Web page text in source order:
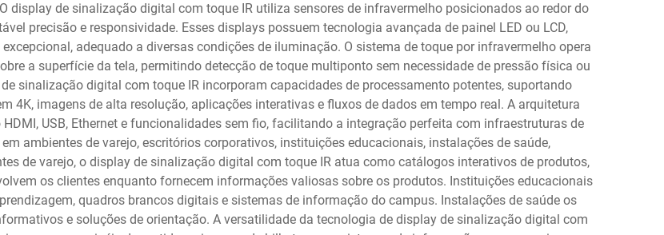
de sinalização digital com toque IR utiliza sensores de infravermelho posicionados ao redor do
precisão e responsividade. Esses displays possuem tecnologia avançada de painel LED ou LCD,
adequado a diversas condições de iluminação. O sistema de toque por infravermelho opera
a superfície da tela, permitindo detecção de toque multiponto sem necessidade de pressão física ou
sinalização digital com toque IR incorporam capacidades de processamento potentes, suportando
4K, imagens de alta resolução, aplicações interativas e fluxos de dados em tempo real. A arquitetura
USB, Ethernet e funcionalidades sem fio, facilitando a integração perfeita com infraestruturas de
ambientes de varejo, escritórios corporativos, instituições educacionais, instalações de saúde,
de varejo, o display de sinalização digital com toque IR atua como catálogos interativos de produtos,
os clientes enquanto fornecem informações valiosas sobre os produtos. Instituições educacionais
quadros brancos digitais e sistemas de informação do campus. Instalações de saúde os
e soluções de orientação. A versatilidade da tecnologia de display de sinalização digital com